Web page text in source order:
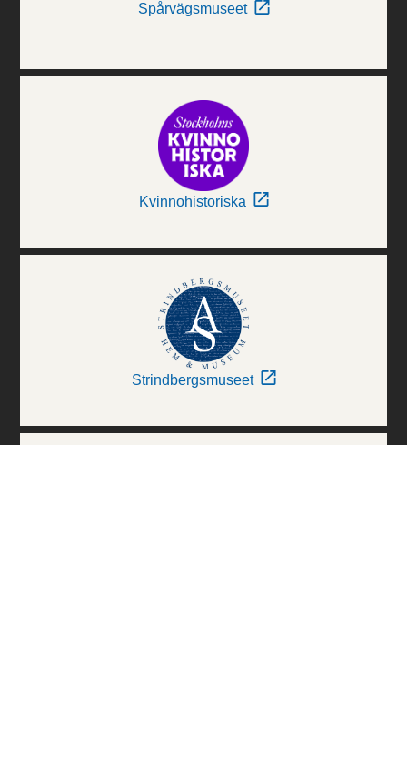
Spårvägsmuseet
Kvinnohistoriska
Strindbergsmuseet